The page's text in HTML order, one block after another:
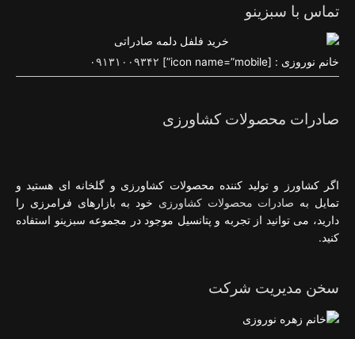
تماس با سبزینو
خانم نوروزی : [icon name=”mobile”] ۰۹۱۳۱۰۰۹۳۴۲
صادرات محصولات کشاورزی
اگر کشاورز و تولید کننده محصولات کشاورزی و گلخانه ای هستید و
تمایل به صادرات محصولات کشاورزی خود به بازارهای فرامرزی را
دارید، می توانید از تجربه و پتانسیل موجود در مجموعه سبزینو استفاده
کنید.
سخن مدیریت شرکت